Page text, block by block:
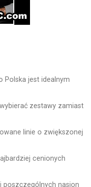
Polska jest idealnym
zestawy zamiast
linie o zwiększonej
cenionych
poszczególnych nasion